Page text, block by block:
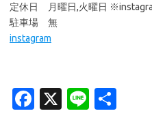
定休日 月曜日,火曜日
駐車場 無
instagram
Fa X
Li